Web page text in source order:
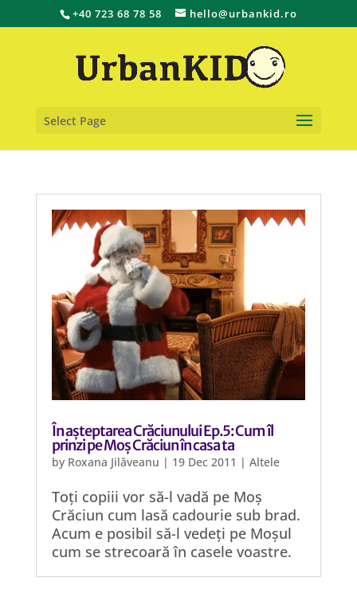
+40 723 68 78 58 hello@urbankid.ro
Select Page
În așteptarea Crăciunului Ep.5: Cum îl
prinzi pe Moș Crăciun în casa ta
by Roxana Jilăveanu | 19 Dec 2011 | Altele
Toți copiii vor să-l vadă pe Moș
Crăciun cum lasă cadourie sub brad.
Acum e posibil să-l vedeți pe Moșul
cum se strecoară în casele voastre.